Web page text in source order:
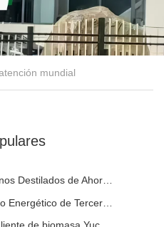
mundial
El Secador de Granos Destilados de Ahorro Energético Yuchuan Proporciona una Solución Eficiente para el Procesamiento de Materiales con Alta Humedad
Secadora de Ahorro Energético de Tercera Generación: Una Solución Eficiente y Ecológica para el Secado de Materiales con Alta Humedad